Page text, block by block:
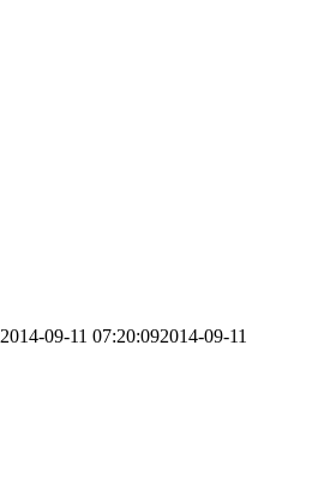
2014-09-11 07:20:092014-09-11